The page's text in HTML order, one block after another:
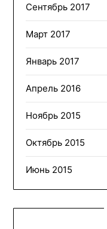
Сентябрь 2017
Март 2017
Январь 2017
Апрель 2016
Ноябрь 2015
Октябрь 2015
Июнь 2015